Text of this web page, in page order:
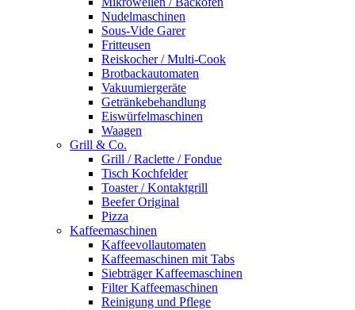
Nudelmaschinen
Sous-Vide Garer
Fritteusen
Reiskocher / Multi-Cook
Brotbackautomaten
Vakuumiergeräte
Getränkebehandlung
Eiswürfelmaschinen
Waagen
Grill & Co.
Grill / Raclette / Fondue
Tisch Kochfelder
Toaster / Kontaktgrill
Beefer Original
Pizza
Kaffeemaschinen
Kaffeevollautomaten
Kaffeemaschinen mit Tabs
Siebträger Kaffeemaschinen
Filter Kaffeemaschinen
Reinigung und Pflege